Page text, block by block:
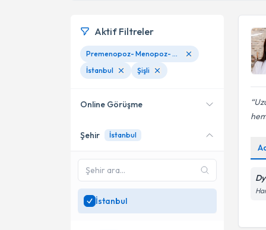
Aktif Filtreler
Premenopoz- Menopoz- Postmenopoz Döneminde Beslenme Danışmanlığı
İstanbul
Şişli
Online Görüşme
Online danışmanlık sunan
Sadeceİstanbul
uzman ara
Şehir İstanbul
İstanbul